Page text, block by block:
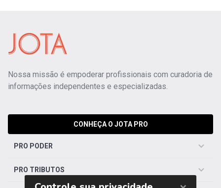
Nossa missão é empoderar profissionais com curadoria de
informações independentes e especializadas.
CONHEÇA O JOTA PRO
PRO PODER
PRO TRIBUTOS